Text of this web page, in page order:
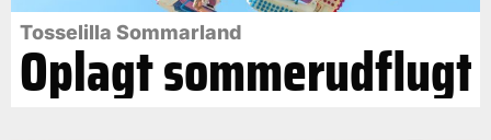
Tosselilla Sommarland
Oplagt sommerudflugt